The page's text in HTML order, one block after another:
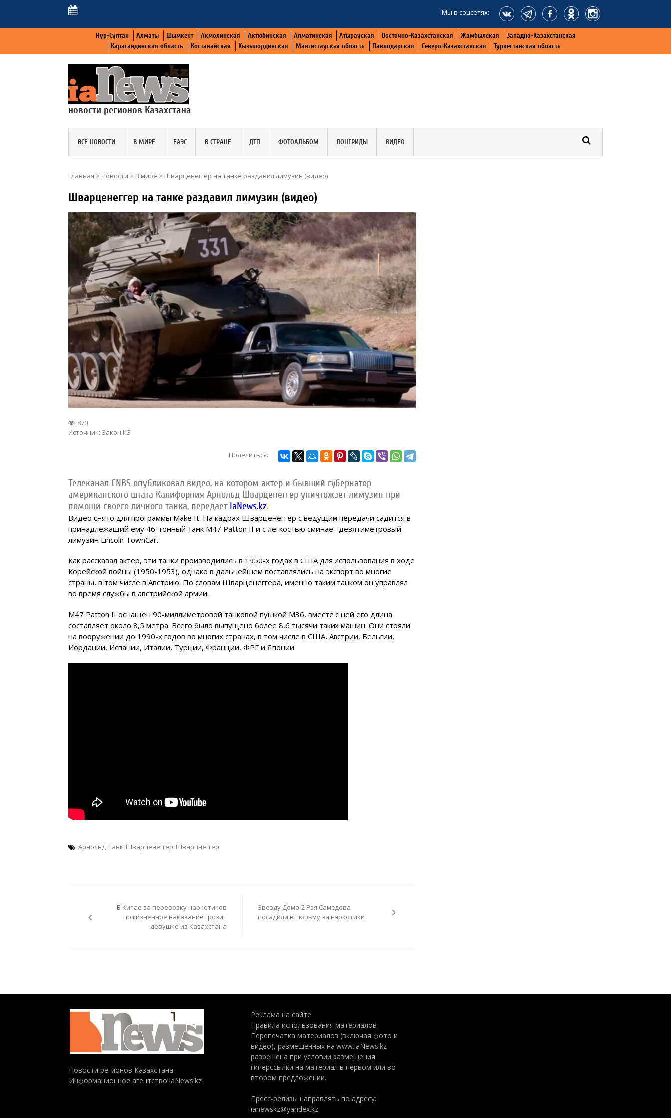
Мы в соцсетях:
Нур-Султан Алматы Шымкент Акмолинская Актюбинская Алматинская Атырауская Восточно-Казахстанская Жамбылская
Западно-Казахстанская
Карагандинская область
Костанайская Кызылординская Мангистауская область Павлодарская Северо-Казахстанская Туркестанская область
новости регионов Казахстана
ВСЕ НОВОСТИ В МИРЕ ЕАЭС В СТРАНЕ ДТП ФОТОАЛЬБОМ ЛОНГРИДЫ ВИДЕО
Главная > Новости > В мире > Шварценеггер на танке раздавил лимузин (видео)
Шварценеггер на танке раздавил лимузин (видео)
870
Источник: Закон КЗ
Поделиться:
Телеканал CNBS опубликовал видео, на котором актер и бывший губернатор
американского штата Калифорния Арнольд Шварценеггер уничтожает лимузин при
помощи своего личного танка, передает IaNews.kz.
Видео снято для программы Make It. На кадрах Шварценеггер с ведущим передачи садится в
принадлежащий ему 46-тонный танк M47 Patton II и с легкостью сминает девятиметровый
лимузин Lincoln TownCar.
Как рассказал актер, эти танки производились в 1950-х годах в США для использования в ходе
Корейской войны (1950-1953), однако в дальнейшем поставлялись на экспорт во многие
страны, в том числе в Австрию. По словам Шварценеггера, именно таким танком он управлял
во время службы в австрийской армии.
M47 Patton II оснащен 90-миллиметровой танковой пушкой M36, вместе с ней его длина
составляет около 8,5 метра. Всего было выпущено более 8,6 тысячи таких машин. Они стояли
на вооружении до 1990-х годов во многих странах, в том числе в США, Австрии, Бельгии,
Иордании, Испании, Италии, Турции, Франции, ФРГ и Японии.
Арнольд танк Шварценеггер Шварцнеггер
записям
В Китае за перевозку наркотиков
пожизненное наказание грозит
девушке из Казахстана
Звезду Дома-2 Рэя Самедова
посадили в тюрьму за наркотики
Новости регионов Казахстана
Информационное агентство iaNews.kz
Реклама на сайте
Правила использования материалов
Перепечатка материалов (включая фото и
видео), размещенных на www.iaNews.kz
разрешена при условии размещения
гиперссылки на материал в первом или во
втором предложении.
Пресс-релизы направлять по адресу:
ianewskz@yandex.kz